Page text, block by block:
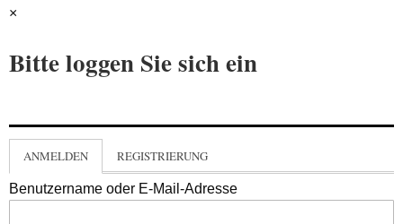
×
Bitte loggen Sie sich ein
ANMELDEN REGISTRIERUNG
Benutzername oder E-Mail-Adresse